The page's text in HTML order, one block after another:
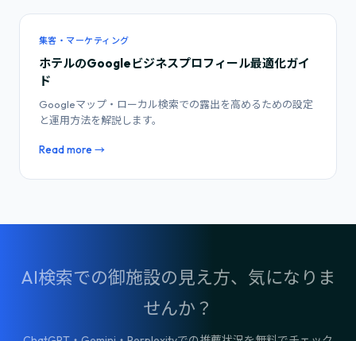
集客・マーケティング
ホテルのGoogleビジネスプロフィール最適化ガイ
ド
Googleマップ・ローカル検索での露出を高めるための設定
と運用方法を解説します。
Read more →
AI検索での御施設の見え方、気になりま
せんか？